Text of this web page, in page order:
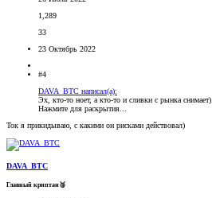
1,289
33
23 Октябрь 2022
#4
DAVA_BTC написал(а):
Эх, кто-то ноет, а кто-то и сливки с рынка снимает)
Нажмите для раскрытия...
Ток я прикидываю, с какими он рисками действовал)
DAVA_BTC
Главный криптан🥈